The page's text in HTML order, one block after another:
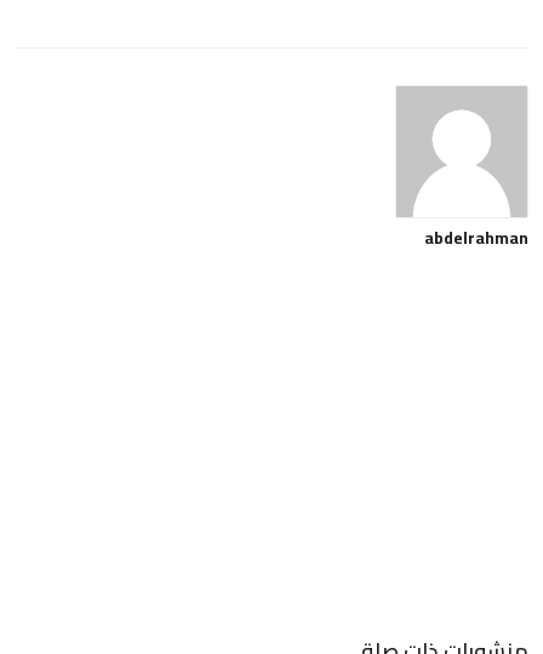
abdelrahman